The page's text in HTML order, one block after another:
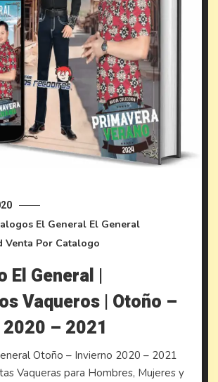
El General El General
Venta Por Catalogo
El General |
Vaqueros | Otoño –
– 2021
Otoño – Invierno 2020 – 2021
Vaqueras para Hombres, Mujeres y